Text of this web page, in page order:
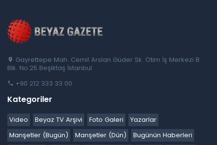
Gayrettepe Mah. Cemil Arslan Güder Sk. Otim İş Merkezi B
Blk. No:25 Beşiktaş İstanbul
+90 212 333 33 00
Kategoriler
Video Beyaz TV Arşivi Foto Galeri
Yazarlar
Manşetler (Bugün)
Manşetler (Dün)
Bugünün Haberleri